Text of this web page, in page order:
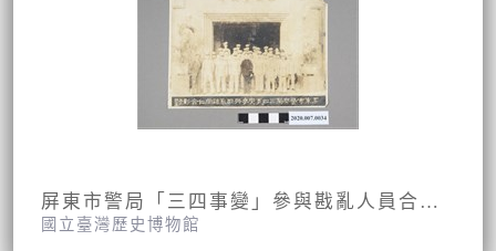
屏東市警局「三四事變」參與戡亂人員合影照片
國立臺灣歷史博物館